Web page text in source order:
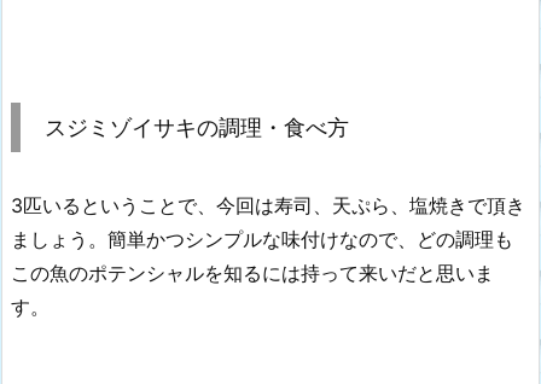
スジミゾイサキの調理・食べ方
3匹いるということで、今回は寿司、天ぷら、塩焼きで頂き
ましょう。簡単かつシンプルな味付けなので、どの調理も
この魚のポテンシャルを知るには持って来いだと思いま
す。